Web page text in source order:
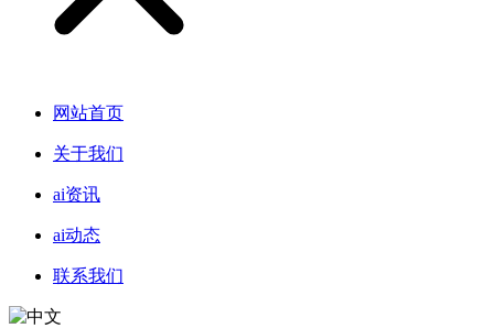
网站首页
关于我们
ai资讯
ai动态
联系我们